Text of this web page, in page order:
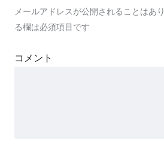
メールアドレスが公開されることはあり
る欄は必須項目です
コメント